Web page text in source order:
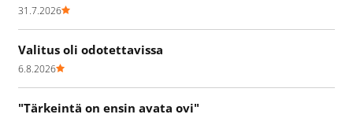
31.7.2026
Valitus oli odotettavissa
6.8.2026
"Tärkeintä on ensin avata ovi"